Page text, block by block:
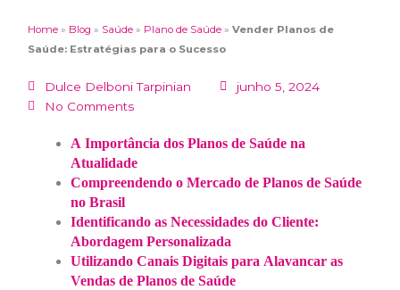
Home » Blog » Saúde » Plano de Saúde »Vender Planos de
Saúde: Estratégias para o Sucesso
Dulce Delboni Tarpinian
junho 5, 2024
No Comments
A Importância dos Planos de Saúde na
Atualidade
Compreendendo o Mercado de Planos de Saúde
no Brasil
Identificando as Necessidades do Cliente:
Abordagem Personalizada
Utilizando Canais Digitais para Alavancar as
Vendas de Planos de Saúde